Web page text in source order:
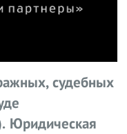
судебных
Юридическая